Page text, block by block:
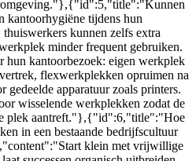
kantoorhygiëne tijdens hun
kunnen zelfs extra
minder frequent gebruiken.
hun kantoorbezoek: eigen werkplek
flexwerkplekken opruimen na
gedeelde apparatuur zoals printers.
wisselende werkplekken zodat de
plek aantreft."},{"id":6,"title":"Hoe
in een bestaande bedrijfscultuur
klein met vrijwillige